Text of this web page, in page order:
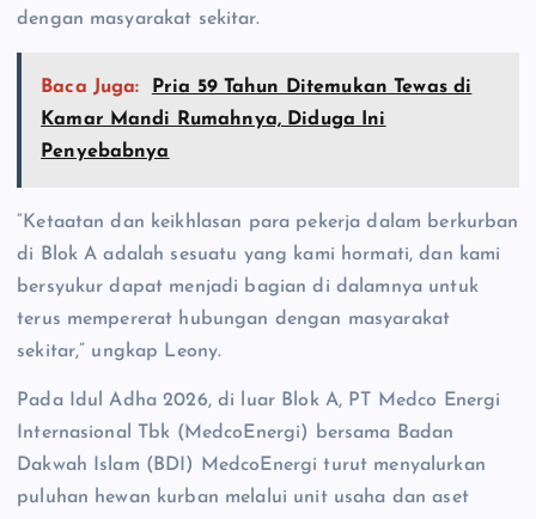
dengan masyarakat sekitar.
Baca Juga:
Pria 59 Tahun Ditemukan Tewas di
Kamar Mandi Rumahnya, Diduga Ini
Penyebabnya
“Ketaatan dan keikhlasan para pekerja dalam berkurban
di Blok A adalah sesuatu yang kami hormati, dan kami
bersyukur dapat menjadi bagian di dalamnya untuk
terus mempererat hubungan dengan masyarakat
sekitar,” ungkap Leony.
Pada Idul Adha 2026, di luar Blok A, PT Medco Energi
Internasional Tbk (MedcoEnergi) bersama Badan
Dakwah Islam (BDI) MedcoEnergi turut menyalurkan
puluhan hewan kurban melalui unit usaha dan aset